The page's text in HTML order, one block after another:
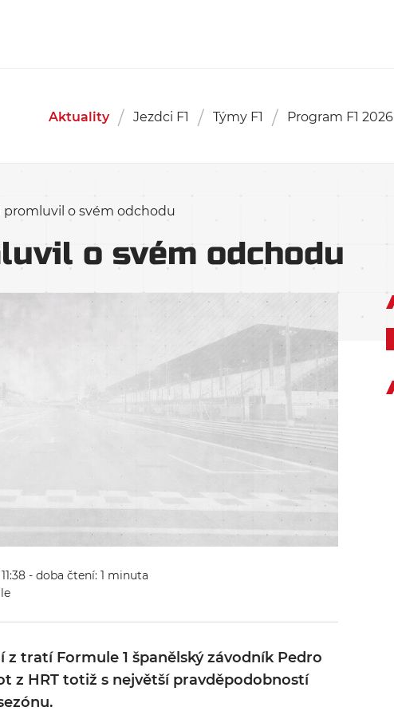
Aktuality Jezdci F1 Týmy F1 Program F1 2026
promluvil o svém odchodu
o svém odchodu
- doba čtení: 1 minuta
tratí Formule 1 španělský závodník Pedro
z HRT totiž s největší pravděpodobností